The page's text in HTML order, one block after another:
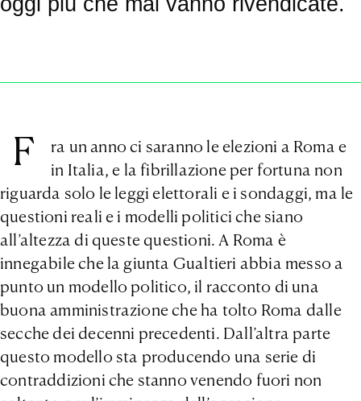
F
ra un anno ci saranno le elezioni a Roma e
in Italia, e la fibrillazione per fortuna non
riguarda solo le leggi elettorali e i sondaggi, ma le
questioni reali e i modelli politici che siano
all’altezza di queste questioni. A Roma è
innegabile che la giunta Gualtieri abbia messo a
punto un modello politico, il racconto di una
buona amministrazione che ha tolto Roma dalle
secche dei decenni precedenti. Dall’altra parte
questo modello sta producendo una serie di
contraddizioni che stanno venendo fuori non